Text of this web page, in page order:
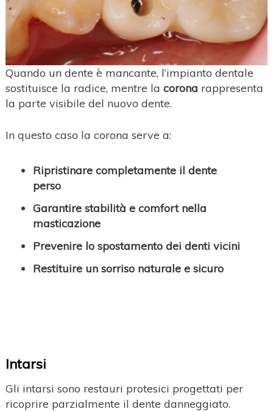
Quando un dente è mancante, l’impianto dentale
sostituisce la radice, mentre la corona rappresenta
la parte visibile del nuovo dente.
In questo caso la corona serve a:
Ripristinare completamente il dente
perso
Garantire stabilità e comfort nella
masticazione
Prevenire lo spostamento dei denti vicini
Restituire un sorriso naturale e sicuro
Intarsi
Gli intarsi sono restauri protesici progettati per
ricoprire parzialmente il dente danneggiato.